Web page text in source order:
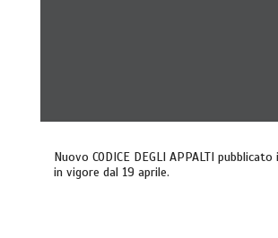
Nuovo CODICE DEGLI APPALTI
in vigore dal 19 aprile.